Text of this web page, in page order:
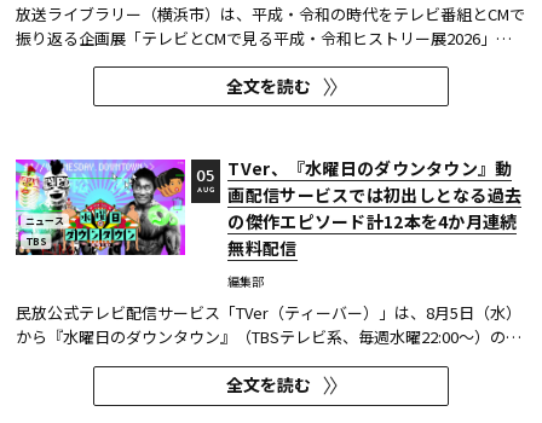
放送ライブラリー（横浜市）は、平成・令和の時代をテレビ番組とCMで
振り返る企画展「テレビとCMで見る平成・令和ヒストリー展2026」を8
月7日～9月27日に開催する。
全文を読む
ニュース
TBS
TVer、『水曜日のダウンタウン』動
画配信サービスでは初出しとなる過去
の傑作エピソード計12本を4か月連続
無料配信
編集部
05
AUG
民放公式テレビ配信サービス「TVer（ティーバー）」は、8月5日（水）
から『水曜日のダウンタウン』（TBSテレビ系、毎週水曜22:00～）の過
去に放送された傑作エピソード計12本を4か月にわたり配信する。本エ
ピソードが動画配信サービスで配信されるのは今回が初めてとなる。
TVerはすべて無料で見放題となっている。 『水曜日のダウンタウン...
全文を読む